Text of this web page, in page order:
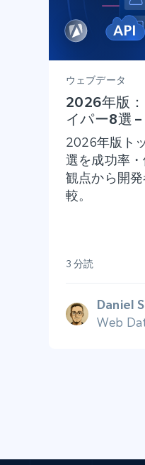
ウェブデータ
2026年版
イパー8選
2026年版ト
選を成功率
観点から開
較。
3 分読
Daniel
Web